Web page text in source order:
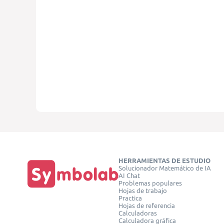
HERRAMIENTAS DE ESTUDIO
Solucionador Matemático de IA
AI Chat
Problemas populares
Hojas de trabajo
Practica
Hojas de referencia
Calculadoras
Calculadora gráfica